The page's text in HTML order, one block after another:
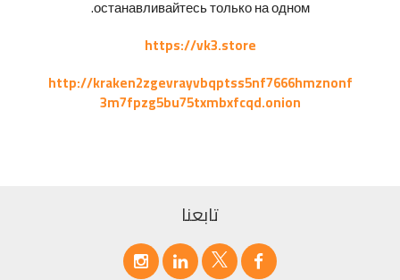
останавливайтесь только на одном.
https://vk3.store
http://kraken2zgevrayvbqptss5nf7666hmznonf
3m7fpzg5bu75txmbxfcqd.onion
تابعنا